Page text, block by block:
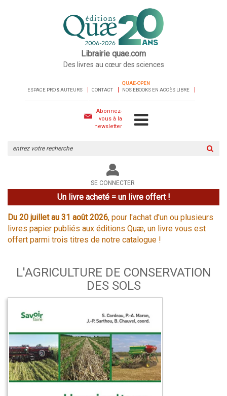
Librairie quae.com
Des livres au cœur des sciences
ESPACE PRO & AUTEURS CONTACT
QUAE-OPEN
NOS EBOOKS EN ACCÈS LIBRE
Abonnez-
vous à la
newsletter
le
site
SE CONNECTER
Un livre acheté = un livre offert !
Du 20 juillet au 31 août 2026, pour l'achat d'un ou plusieurs
livres papier publiés aux éditions Quæ, un livre vous est
offert parmi trois titres de notre catalogue !
L'AGRICULTURE DE CONSERVATION
DES SOLS